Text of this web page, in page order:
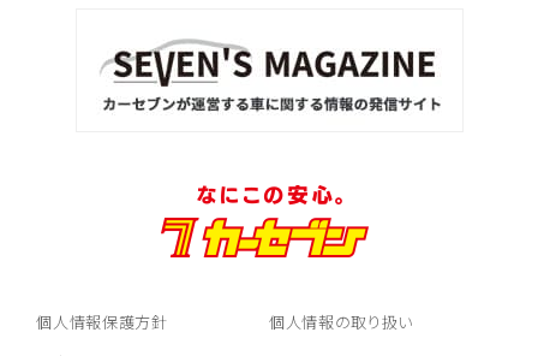
個人情報保護方針
個人情報の取り扱い